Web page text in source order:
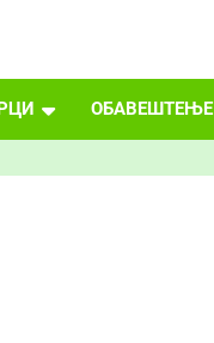
САВЕЗ
ОБАВЕШТЕЊЕ